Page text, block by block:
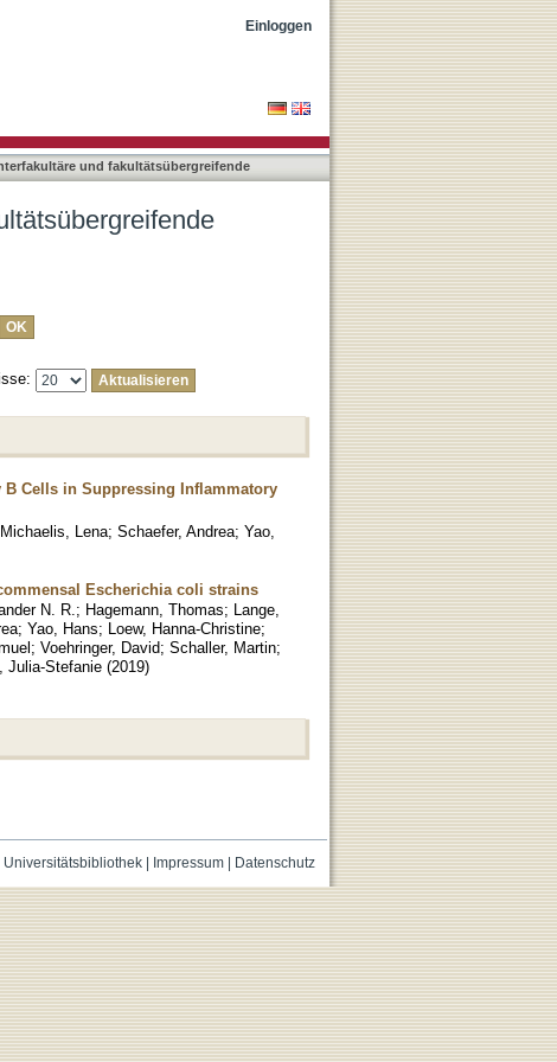
nach Autor "Yao,Einloggen
und fakultätsübergreifende
Cells in Suppressing Inflammatory
Michaelis, Lena; Schaefer, Andrea; Yao,
Escherichia coli strains
N. R. ; Hagemann, Thomas; Lange,
; Yao, Hans; Loew, Hanna-Christine;
; Voehringer, David; Schaller, Martin;
Julia-Stefanie (2019)
Universitätsbibliothek| Impressum| Datenschutz